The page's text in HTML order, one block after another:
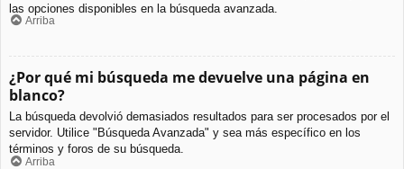
las opciones disponibles en la búsqueda avanzada.
Arriba
¿Por qué mi búsqueda me devuelve una página en
blanco?
La búsqueda devolvió demasiados resultados para ser procesados por el
servidor. Utilice "Búsqueda Avanzada" y sea más específico en los
términos y foros de su búsqueda.
Arriba